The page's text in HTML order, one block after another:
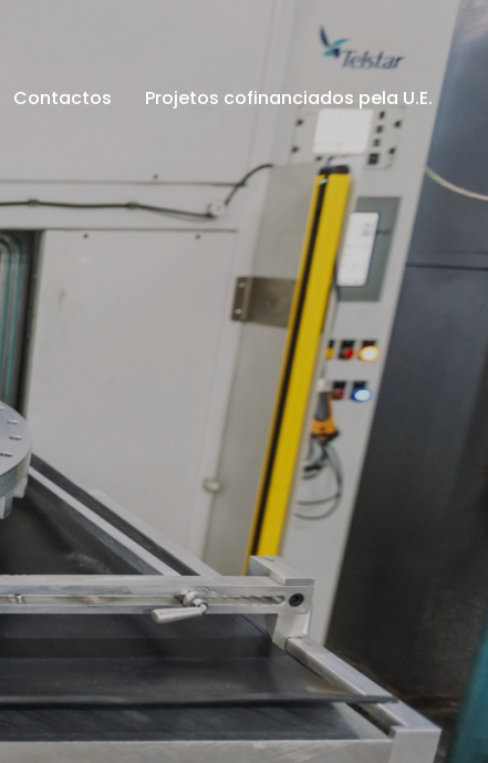
Contactos Projetos cofinanciados pela U.E.